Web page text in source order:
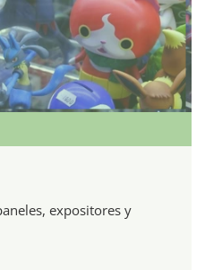
expositores y